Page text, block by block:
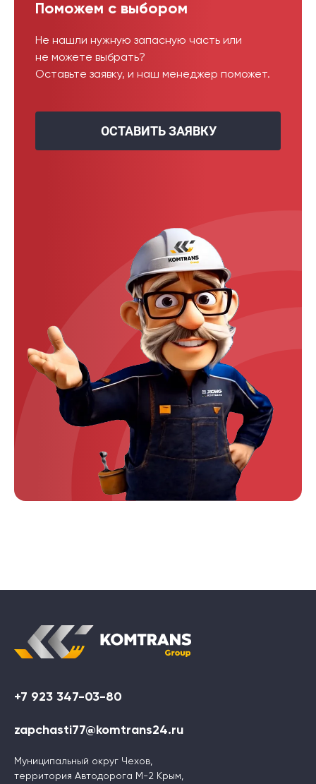
Поможем с выбором
Не нашли нужную запасную часть или
не можете выбрать?
Оставьте заявку, и наш менеджер поможет.
ОСТАВИТЬ ЗАЯВКУ
+7 923 347-03-80
zapchasti77@komtrans24.ru
Муниципальный округ Чехов,
территория Автодорога М-2 Крым,